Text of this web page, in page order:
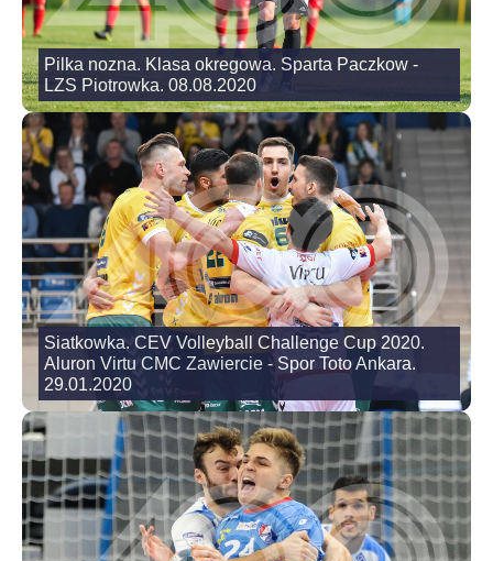
Pilka nozna. Klasa okregowa. Sparta Paczkow -
LZS Piotrowka. 08.08.2020
Siatkowka. CEV Volleyball Challenge Cup 2020.
Aluron Virtu CMC Zawiercie - Spor Toto Ankara.
29.01.2020